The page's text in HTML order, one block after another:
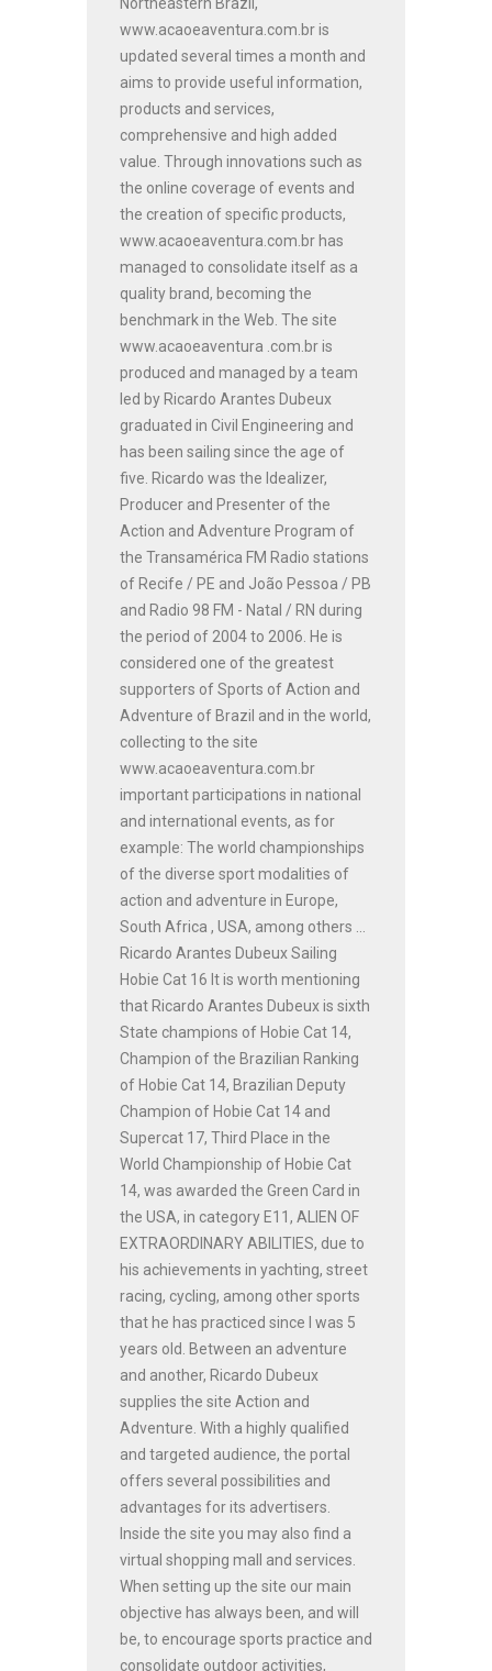
www.acaoeaventura.com.br is
updated several times a month and
aims to provide useful information,
products and services,
comprehensive and high added
value. Through innovations such as
the online coverage of events and
the creation of specific products,
www.acaoeaventura.com.br has
managed to consolidate itself as a
quality brand, becoming the
benchmark in the Web. The site
www.acaoeaventura .com.br is
produced and managed by a team
led by Ricardo Arantes Dubeux
graduated in Civil Engineering and
has been sailing since the age of
five. Ricardo was the Idealizer,
Producer and Presenter of the
Action and Adventure Program of
the Transamérica FM Radio stations
of Recife / PE and João Pessoa / PB
and Radio 98 FM - Natal / RN during
the period of 2004 to 2006. He is
considered one of the greatest
supporters of Sports of Action and
Adventure of Brazil and in the world,
collecting to the site
www.acaoeaventura.com.br
important participations in national
and international events, as for
example: The world championships
of the diverse sport modalities of
action and adventure in Europe,
South Africa , USA, among others ...
Ricardo Arantes Dubeux Sailing
Hobie Cat 16 It is worth mentioning
that Ricardo Arantes Dubeux is sixth
State champions of Hobie Cat 14,
Champion of the Brazilian Ranking
of Hobie Cat 14, Brazilian Deputy
Champion of Hobie Cat 14 and
Supercat 17, Third Place in the
World Championship of Hobie Cat
14, was awarded the Green Card in
the USA, in category E11, ALIEN OF
EXTRAORDINARY ABILITIES, due to
his achievements in yachting, street
racing, cycling, among other sports
that he has practiced since I was 5
years old. Between an adventure
and another, Ricardo Dubeux
supplies the site Action and
Adventure. With a highly qualified
and targeted audience, the portal
offers several possibilities and
advantages for its advertisers.
Inside the site you may also find a
virtual shopping mall and services.
When setting up the site our main
objective has always been, and will
be, to encourage sports practice and
consolidate outdoor activities,